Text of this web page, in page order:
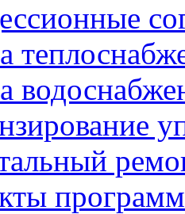
программ